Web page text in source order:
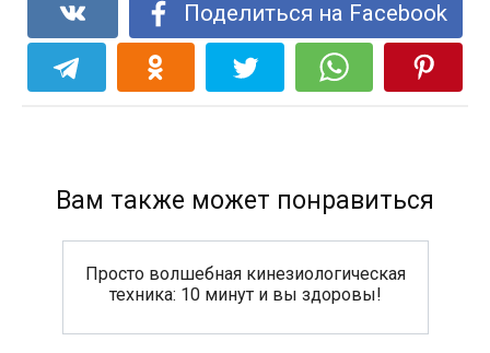
Поделиться на Facebook
Вам также может понравиться
Просто волшебная кинезиологическая
техника: 10 минут и вы здоровы!